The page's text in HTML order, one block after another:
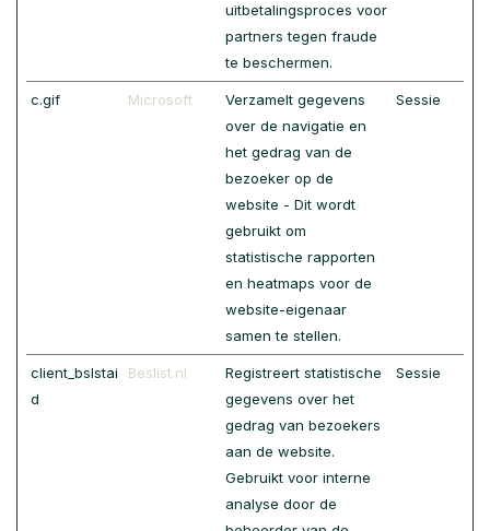
uitbetalingsproces voor
partners tegen fraude
te beschermen.
c.gif Microsoft
Verzamelt gegevens
over de navigatie en
het gedrag van de
bezoeker op de
website - Dit wordt
gebruikt om
statistische rapporten
en heatmaps voor de
website-eigenaar
samen te stellen.
Sessie
client_bslstai
d
Beslist.nl
Registreert statistische
gegevens over het
gedrag van bezoekers
aan de website.
Gebruikt voor interne
analyse door de
Sessie